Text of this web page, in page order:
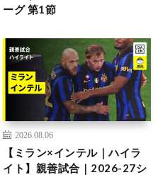
ーグ 第1節
2026.08.06
【ミラン×インテル｜ハイラ
イト】親善試合｜2026-27シ